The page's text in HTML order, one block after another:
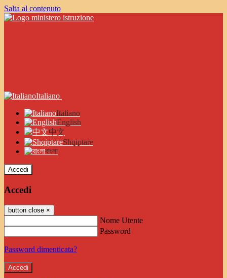
Salta al contenuto
Italiano
Italiano
English
中文
Shqiptare
বাংলা
Accedi
Accedi
button close ×
Nome Utente
Password
Password dimenticata?